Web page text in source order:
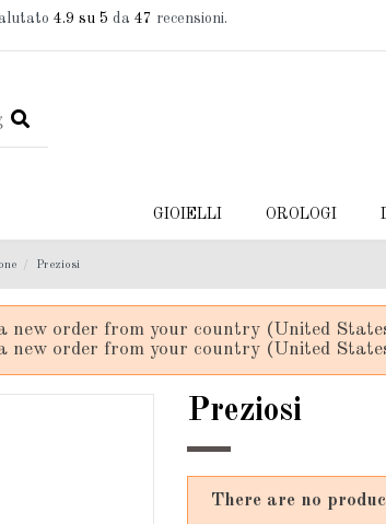
4.9 su 5 da47 recensioni.
GIOIELLI OROLOGI
Preziosi
new order from your country (United
new order from your country (United
Preziosi
There are no